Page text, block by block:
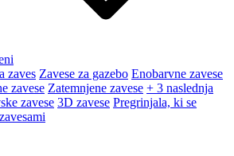
zaves Zavese za gazebo Enobarvne zavese
zavese Zatemnjene zavese + 3 naslednja
zavese 3D zavese Pregrinjala, ki se